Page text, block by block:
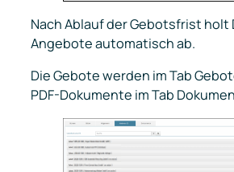
Nach Ablauf der Gebotsfrist holt
Angebote automatisch ab.
Die Gebote werden im Tab
PDF-Dokumente im Tab